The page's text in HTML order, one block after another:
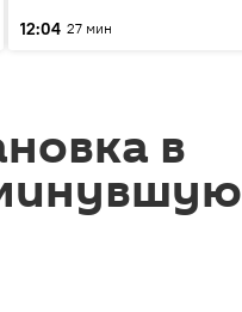
12:04 27 мин
в